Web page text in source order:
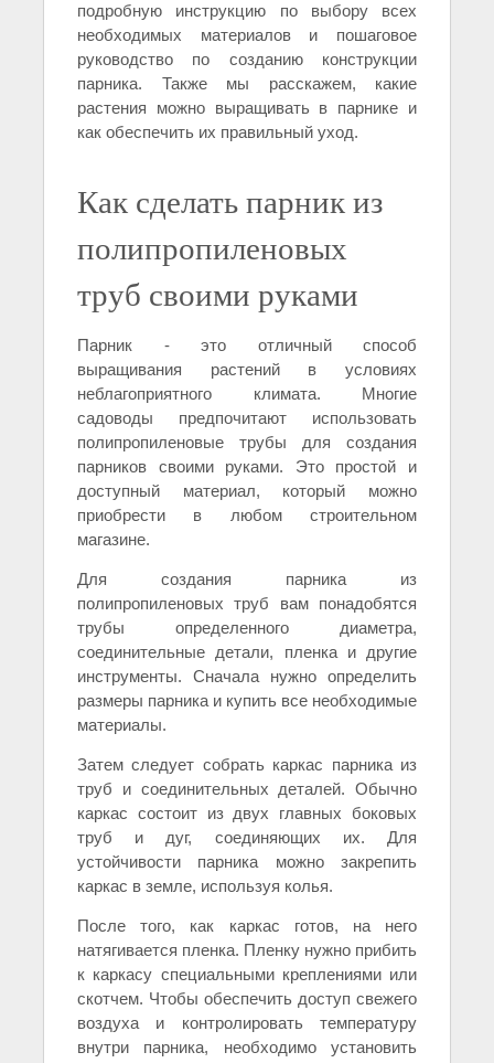
подробную инструкцию по выбору всех
необходимых материалов и пошаговое
руководство по созданию конструкции
парника. Также мы расскажем, какие
растения можно выращивать в парнике и
как обеспечить их правильный уход.
Как сделать парник из
полипропиленовых
труб своими руками
Парник - это отличный способ
выращивания растений в условиях
неблагоприятного климата. Многие
садоводы предпочитают использовать
полипропиленовые трубы для создания
парников своими руками. Это простой и
доступный материал, который можно
приобрести в любом строительном
магазине.
Для создания парника из
полипропиленовых труб вам понадобятся
трубы определенного диаметра,
соединительные детали, пленка и другие
инструменты. Сначала нужно определить
размеры парника и купить все необходимые
материалы.
Затем следует собрать каркас парника из
труб и соединительных деталей. Обычно
каркас состоит из двух главных боковых
труб и дуг, соединяющих их. Для
устойчивости парника можно закрепить
каркас в земле, используя колья.
После того, как каркас готов, на него
натягивается пленка. Пленку нужно прибить
к каркасу специальными креплениями или
скотчем. Чтобы обеспечить доступ свежего
воздуха и контролировать температуру
внутри парника, необходимо установить